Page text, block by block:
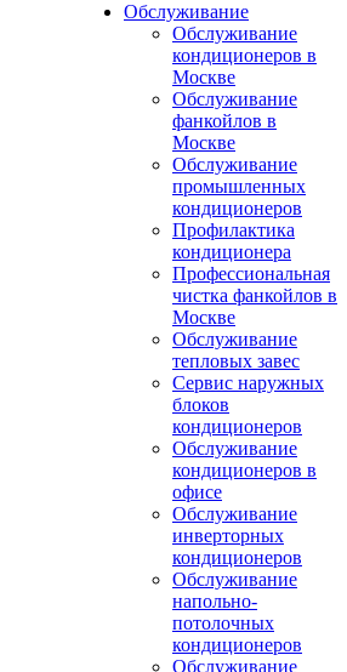
Обслуживание
Обслуживание
кондиционеров в
Москве
Обслуживание
фанкойлов в
Москве
Обслуживание
промышленных
кондиционеров
Профилактика
кондиционера
Профессиональная
чистка фанкойлов в
Москве
Обслуживание
тепловых завес
Сервис наружных
блоков
кондиционеров
Обслуживание
кондиционеров в
офисе
Обслуживание
инверторных
кондиционеров
Обслуживание
напольно-
потолочных
кондиционеров
Обслуживание